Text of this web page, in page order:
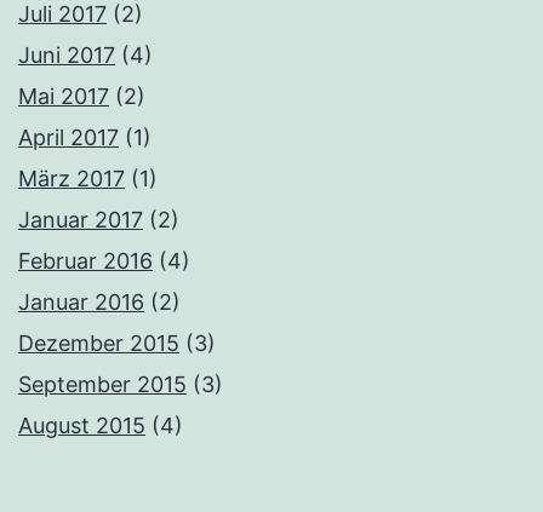
Juli 2017 (2)
Juni 2017 (4)
Mai 2017 (2)
April 2017 (1)
März 2017 (1)
Januar 2017 (2)
Februar 2016 (4)
Januar 2016 (2)
Dezember 2015 (3)
September 2015 (3)
August 2015 (4)